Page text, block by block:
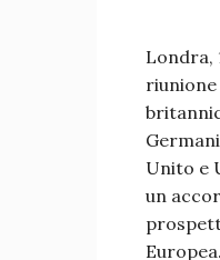
Londra,
Unito e
un
Europea.